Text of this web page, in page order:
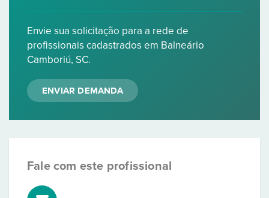
Envie sua solicitação para a rede de
profissionais cadastrados em Balneário
Camboriú, SC.
ENVIAR DEMANDA
Fale com este profissional